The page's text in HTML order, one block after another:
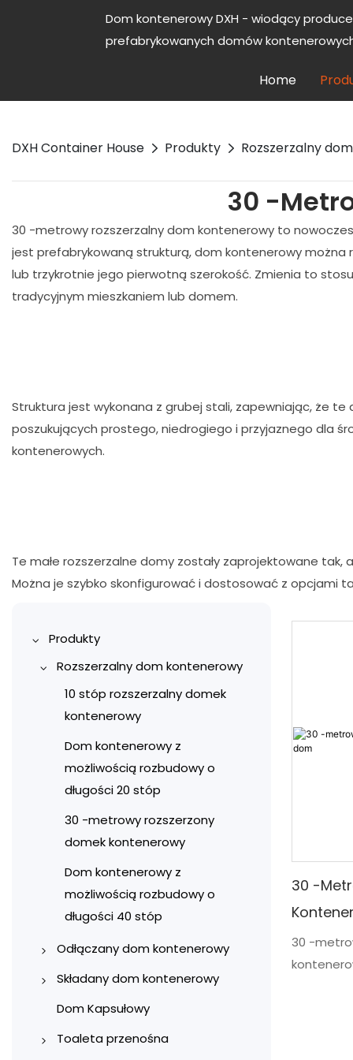
Dom kontenerowy DXH - wiodący
prefabrykowanych domów
Home
DXH Container House Produkty Rozszerzalny
30 -
30 -metrowy rozszerzalny dom kontenerowy to
jest prefabrykowaną strukturą, dom kontenerowy można
lub trzykrotnie jego pierwotną szerokość. Zmienia to
tradycyjnym mieszkaniem lub domem.
Struktura jest wykonana z grubej stali, zapewniając, że
poszukujących prostego, niedrogiego i przyjaznego dla
kontenerowych.
Te małe rozszerzalne domy zostały zaprojektowane tak,
Można je szybko skonfigurować i dostosować z opcjami
Produkty
Rozszerzalny dom kontenerowy
10 stóp rozszerzalny domek
kontenerowy
Dom kontenerowy z
możliwością rozbudowy o
długości 20 stóp
30 -metrowy rozszerzony
domek kontenerowy
Dom kontenerowy z
możliwością rozbudowy o
długości 40 stóp
Odłączany dom kontenerowy
Kontener na placu budowy
Biuro kontenera
Domy kontenerowe
Składany dom kontenerowy
Składane domy
Dom Kapsułowy
Toaleta przenośna
30 -
30 -